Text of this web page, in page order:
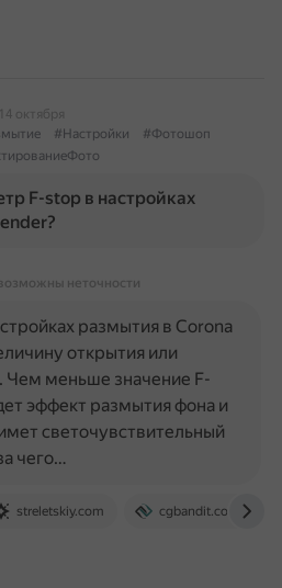
14 октября
#Настройки
#Фотошоп
F-stop в настройках
неточности
streletskiy.com cgbandit.com
размытия в Corona
открытия или
Чем меньше значение F-
эффект размытия фона и
светочувствительный
чего…